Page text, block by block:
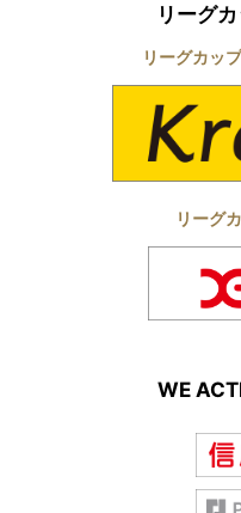
リーグ
リーグカッ
リーグ
WE